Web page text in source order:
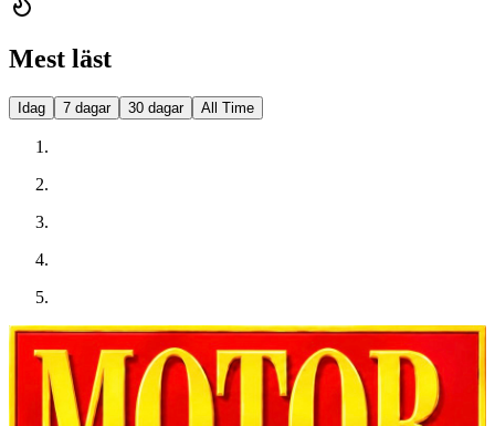
Mest läst
Idag 7 dagar 30 dagar All Time